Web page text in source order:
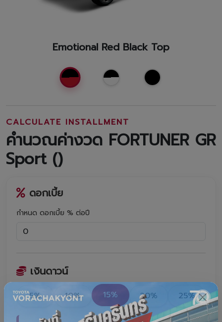
Emotional Red Black Top
CALCULATE INSTALLMENT
คำนวณค่างวด FORTUNER GR
Sport ()
ดอกเบี้ย
กำหนด ดอกเบี้ย % ต่อปี
เงินดาวน์
5% 10% 15% 20% 25%